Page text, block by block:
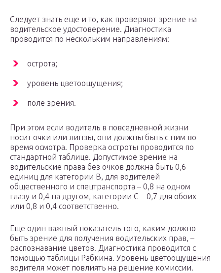
Следует знать еще и то, как проверяют зрение на
водительское удостоверение. Диагностика
проводится по нескольким направлениям:
острота;
уровень цветоощущения;
поле зрения.
При этом если водитель в повседневной жизни
носит очки или линзы, они должны быть с ним во
время осмотра. Проверка остроты проводится по
стандартной таблице. Допустимое зрение на
водительские права без очков должна быть 0,6
единиц для категории В, для водителей
общественного и спецтранспорта – 0,8 на одном
глазу и 0,4 на другом, категории С – 0,7 для обоих
или 0,8 и 0,4 соответственно.
Еще один важный показатель того, каким должно
быть зрение для получения водительских прав, –
распознавание цветов. Диагностика проводится с
помощью таблицы Рабкина. Уровень цветоощущения
водителя может повлиять на решение комиссии.